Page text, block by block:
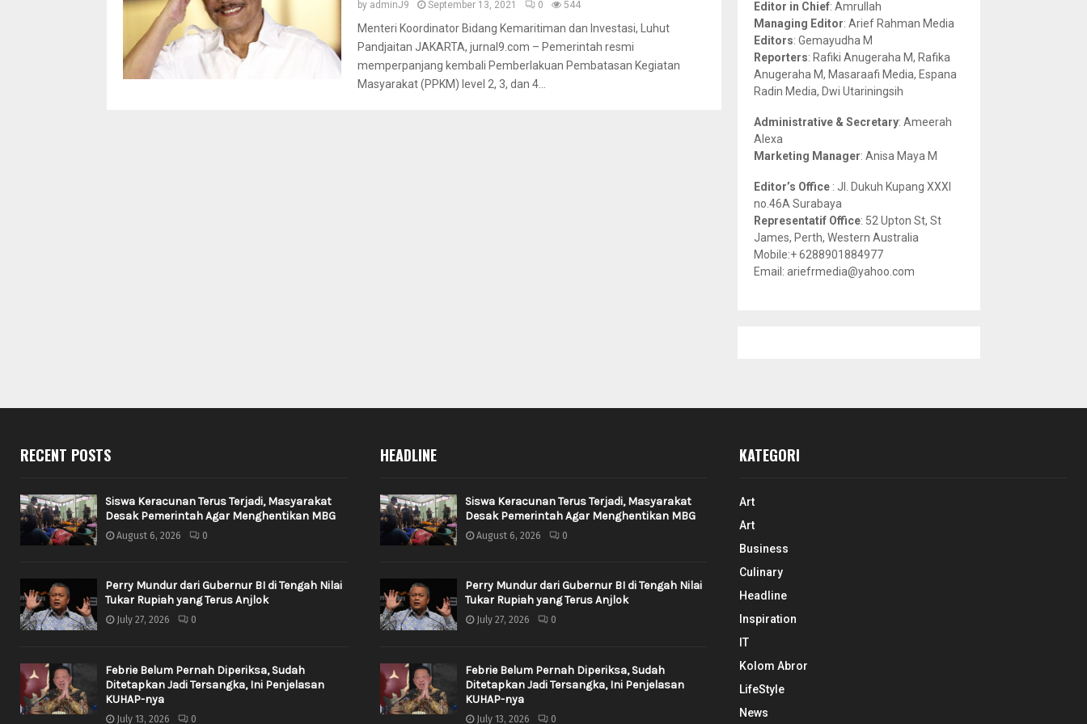
by adminJ9 September 13, 2021 0 544
Menteri Koordinator Bidang Kemaritiman dan Investasi, Luhut
Pandjaitan JAKARTA, jurnal9.com – Pemerintah resmi
memperpanjang kembali Pemberlakuan Pembatasan Kegiatan
Masyarakat (PPKM) level 2, 3, dan 4...
r
:
R
H
Editor in Chief: Amrullah
Managing Editor: Arief Rahman Media
Editors: Gemayudha M
Reporters: Rafiki Anugeraha M, Rafika
Anugeraha M, Masaraafi Media, Espana
Radin Media, Dwi Utariningsih
Administrative & Secretary: Ameerah
Alexa
Marketing Manager: Anisa Maya M
Editor’s Office : Jl. Dukuh Kupang XXXI
no.46A Surabaya
Representatif Office: 52 Upton St, St
James, Perth, Western Australia
Mobile:+ 6288901884977
Email: ariefrmedia@yahoo.com
RECENT POSTS
Siswa Keracunan Terus Terjadi, Masyarakat
Desak Pemerintah Agar Menghentikan MBG
August 6, 2026 0
Perry Mundur dari Gubernur BI di Tengah Nilai
Tukar Rupiah yang Terus Anjlok
July 27, 2026 0
Febrie Belum Pernah Diperiksa, Sudah
Ditetapkan Jadi Tersangka, Ini Penjelasan
KUHAP-nya
July 13, 2026 0
HEADLINE
Siswa Keracunan Terus Terjadi, Masyarakat
Desak Pemerintah Agar Menghentikan MBG
August 6, 2026 0
Perry Mundur dari Gubernur BI di Tengah Nilai
Tukar Rupiah yang Terus Anjlok
July 27, 2026 0
Febrie Belum Pernah Diperiksa, Sudah
Ditetapkan Jadi Tersangka, Ini Penjelasan
KUHAP-nya
July 13, 2026 0
KATEGORI
Art
Art
Business
Culinary
Headline
Inspiration
IT
Kolom Abror
LifeStyle
News